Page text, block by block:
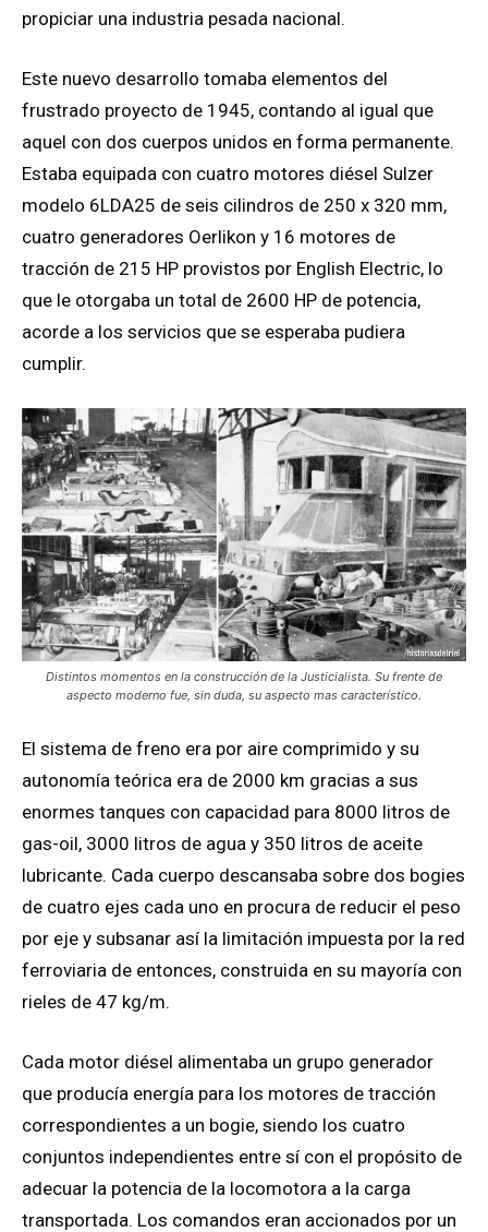
propiciar una industria pesada nacional.
Este nuevo desarrollo tomaba elementos del
frustrado proyecto de 1945, contando al igual que
aquel con dos cuerpos unidos en forma permanente.
Estaba equipada con cuatro motores diésel Sulzer
modelo 6LDA25 de seis cilindros de 250 x 320 mm,
cuatro generadores Oerlikon y 16 motores de
tracción de 215 HP provistos por English Electric, lo
que le otorgaba un total de 2600 HP de potencia,
acorde a los servicios que se esperaba pudiera
cumplir.
Distintos momentos en la construcción de la Justicialista. Su frente de
aspecto moderno fue, sin duda, su aspecto mas característico.
El sistema de freno era por aire comprimido y su
autonomía teórica era de 2000 km gracias a sus
enormes tanques con capacidad para 8000 litros de
gas-oil, 3000 litros de agua y 350 litros de aceite
lubricante. Cada cuerpo descansaba sobre dos bogies
de cuatro ejes cada uno en procura de reducir el peso
por eje y subsanar así la limitación impuesta por la red
ferroviaria de entonces, construida en su mayoría con
rieles de 47 kg/m.
Cada motor diésel alimentaba un grupo generador
que producía energía para los motores de tracción
correspondientes a un bogie, siendo los cuatro
conjuntos independientes entre sí con el propósito de
adecuar la potencia de la locomotora a la carga
transportada. Los comandos eran accionados por un